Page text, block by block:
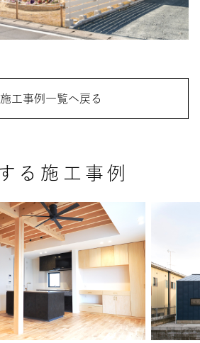
施工事例一覧へ戻る
る施工事例